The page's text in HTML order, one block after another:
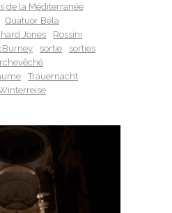
de la Méditerranée
Quatuor Béla
Jones
Rossini
sortie
sorties
Trauernacht